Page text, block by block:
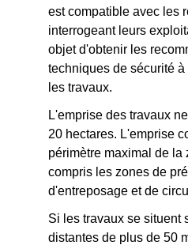
est compatible avec les
interrogeant leurs
objet d'obtenir les
techniques de sécurité
les travaux.
L'emprise des travaux
20 hectares. L'emprise
périmètre maximal de la
compris les zones de
d'entreposage et de
Si les travaux se situent
distantes de plus de 50